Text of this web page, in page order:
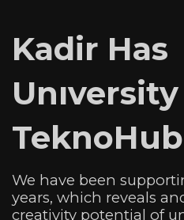
Kadir Has
Unıversity
TeknoHub
We have been
years, which reveals
creativity potential of